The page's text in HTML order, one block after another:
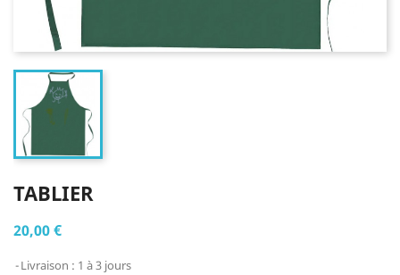
TABLIER
20,00 €
Livraison : 1 à 3 jours